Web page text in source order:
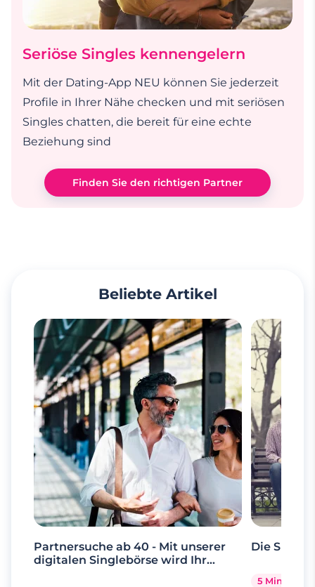
Seriöse Singles kennengelern
Mit der Dating-App NEU können Sie jederzeit
Profile in Ihrer Nähe checken und mit seriösen
Singles chatten, die bereit für eine echte
Beziehung sind
Finden Sie den richtigen Partner
Beliebte Artikel
Partnersuche ab 40 - Mit unserer
digitalen Singlebörse wird Ihr
Die Suche
5 Minuten